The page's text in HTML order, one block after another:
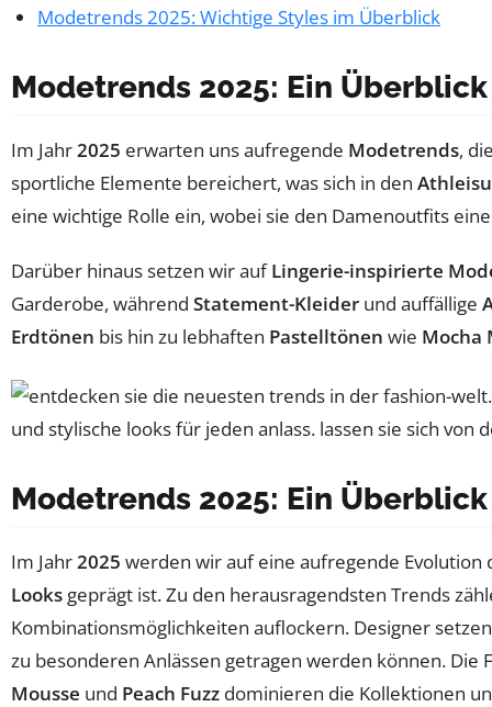
Modetrends 2025: Wichtige Styles im Überblick
Modetrends 2025: Ein
Im Jahr2025 erwarten uns aufregende Modetrends,
sportliche Elemente bereichert, was sich in den
eine wichtige Rolle ein, wobei sie den Damenoutfits
Darüber hinaus setzen wir aufLingerie-inspirierte
Garderobe, während Statement-Kleider und auffällige
Erdtönen bis hin zu lebhaften Pastelltönen wie Mocha
Modetrends 2025: Ein
Im Jahr2025 werden wir auf eine aufregende
Looks geprägt ist. Zu den herausragendsten Trends
Kombinationsmöglichkeiten auflockern. Designer
zu besonderen Anlässen getragen werden können.
Mousse und Peach Fuzz dominieren die Kollektionen